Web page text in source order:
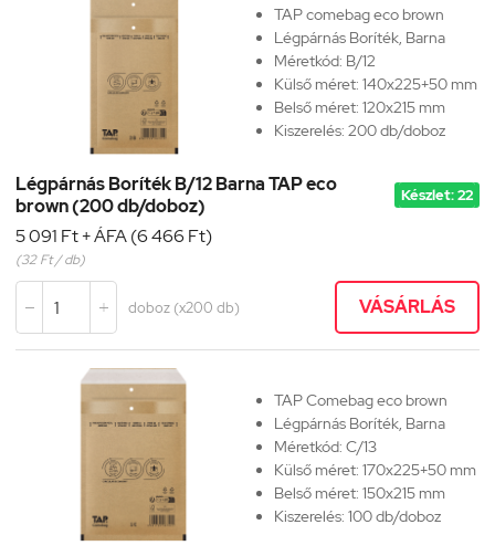
TAP comebag eco brown
Légpárnás Boríték, Barna
Méretkód: B/12
Külső méret: 140x225+50 mm
Belső méret: 120x215 mm
Kiszerelés: 200 db/doboz
Légpárnás Boríték B/12 Barna TAP eco
brown (200 db/doboz)
Készlet: 22
5 091 Ft + ÁFA (6 466 Ft)
(32 Ft / db)
  doboz (x200 db) VÁSÁRLÁS
TAP Comebag eco brown
Légpárnás Boríték, Barna
Méretkód: C/13
Külső méret: 170x225+50 mm
Belső méret: 150x215 mm
Kiszerelés: 100 db/doboz